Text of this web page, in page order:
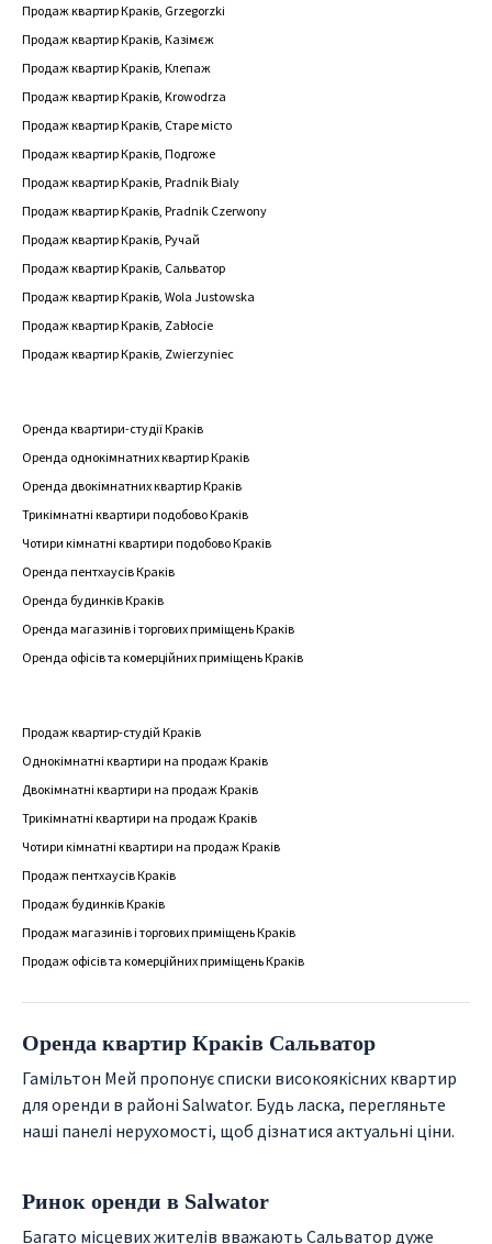
Продаж квартир Краків, Grzegorzki
Продаж квартир Краків, Казімєж
Продаж квартир Краків, Клепаж
Продаж квартир Краків, Krowodrza
Продаж квартир Краків, Старе місто
Продаж квартир Краків, Подгоже
Продаж квартир Краків, Pradnik Bialy
Продаж квартир Краків, Pradnik Czerwony
Продаж квартир Краків, Ручай
Продаж квартир Краків, Сальватор
Продаж квартир Краків, Wola Justowska
Продаж квартир Краків, Zabłocie
Продаж квартир Краків, Zwierzyniec
Оренда квартири-студії Краків
Оренда однокімнатних квартир Краків
Оренда двокімнатних квартир Краків
Трикімнатні квартири подобово Краків
Чотири кімнатні квартири подобово Краків
Оренда пентхаусів Краків
Оренда будинків Краків
Оренда магазинів і торгових приміщень Краків
Оренда офісів та комерційних приміщень Краків
Продаж квартир-студій Краків
Однокімнатні квартири на продаж Краків
Двокімнатні квартири на продаж Краків
Трикімнатні квартири на продаж Краків
Чотири кімнатні квартири на продаж Краків
Продаж пентхаусів Краків
Продаж будинків Краків
Продаж магазинів і торгових приміщень Краків
Продаж офісів та комерційних приміщень Краків
Оренда квартир Краків Сальватор
Гамільтон Мей пропонує списки високоякісних квартир
для оренди в районі Salwator. Будь ласка, перегляньте
наші панелі нерухомості, щоб дізнатися актуальні ціни.
Ринок оренди в Salwator
Багато місцевих жителів вважають Сальватор дуже